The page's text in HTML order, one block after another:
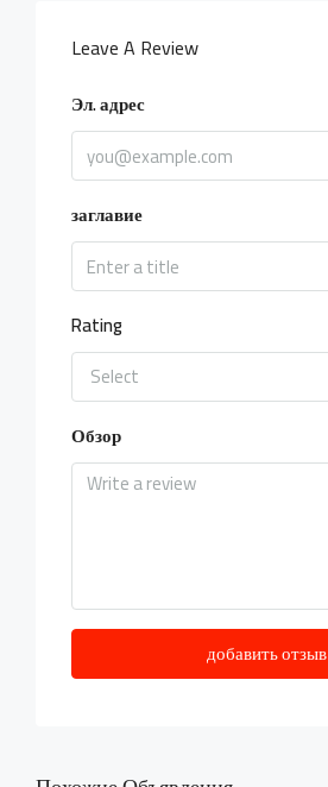
Leave A Review
Эл. адрес
заглавие
Rating
Select
Обзор
добавить отзыв